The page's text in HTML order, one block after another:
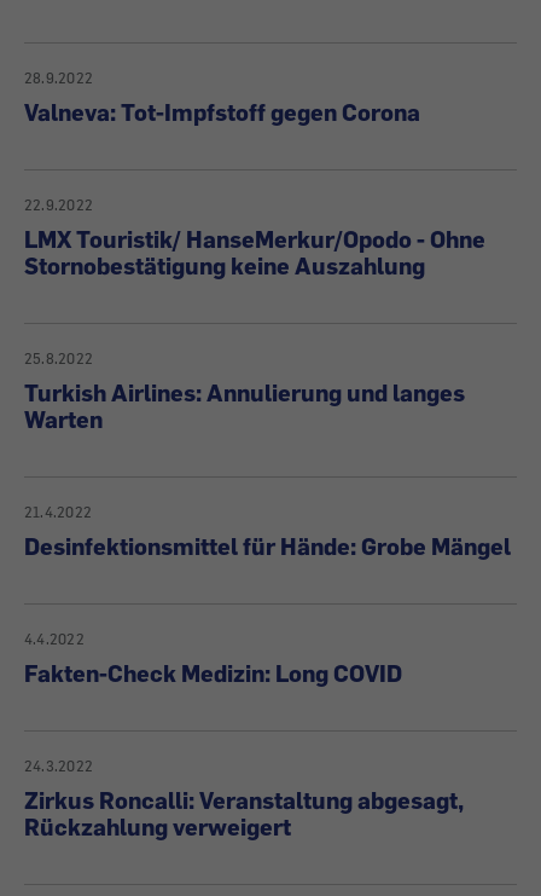
28.9.2022
Valneva: Tot-Impfstoff gegen Corona
22.9.2022
LMX Touristik/ HanseMerkur/Opodo - Ohne
Stornobestätigung keine Auszahlung
25.8.2022
Turkish Airlines: Annulierung und langes
Warten
21.4.2022
Desinfektionsmittel für Hände: Grobe Mängel
4.4.2022
Fakten-Check Medizin: Long COVID
24.3.2022
Zirkus Roncalli: Veranstaltung abgesagt,
Rückzahlung verweigert